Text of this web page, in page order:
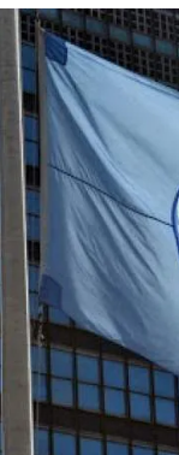
نفت وزیر است و
حساب آنها
رصد شوند
رکوردشکنی
وارد کانال ۵.۵ میلیون واحد شد